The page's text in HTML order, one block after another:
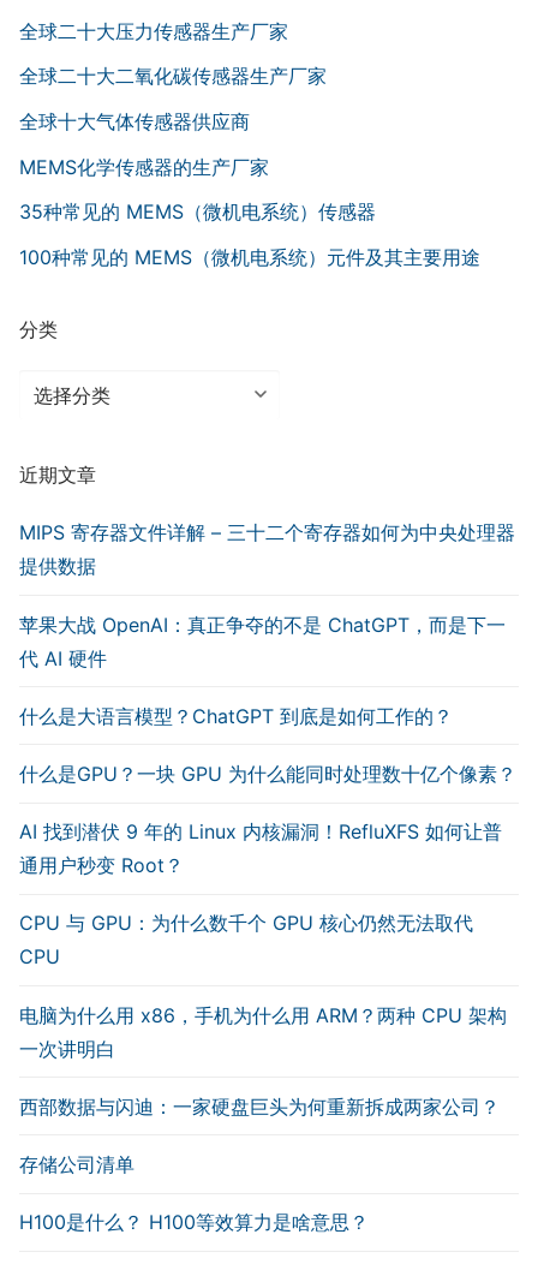
全球二十大压力传感器生产厂家
全球二十大二氧化碳传感器生产厂家
全球十大气体传感器供应商
MEMS化学传感器的生产厂家
35种常见的 MEMS（微机电系统）传感器
100种常见的 MEMS（微机电系统）元件及其主要用途
分类
分
近期文章
MIPS 寄存器文件详解 – 三十二个寄存器如何为中央处理器
提供数据
苹果大战 OpenAI：真正争夺的不是 ChatGPT，而是下一
代 AI 硬件
什么是大语言模型？ChatGPT 到底是如何工作的？
什么是GPU？一块 GPU 为什么能同时处理数十亿个像素？
AI 找到潜伏 9 年的 Linux 内核漏洞！RefluXFS 如何让普
通用户秒变 Root？
CPU 与 GPU：为什么数千个 GPU 核心仍然无法取代
CPU
电脑为什么用 x86，手机为什么用 ARM？两种 CPU 架构
一次讲明白
西部数据与闪迪：一家硬盘巨头为何重新拆成两家公司？
存储公司清单
H100是什么？ H100等效算力是啥意思？